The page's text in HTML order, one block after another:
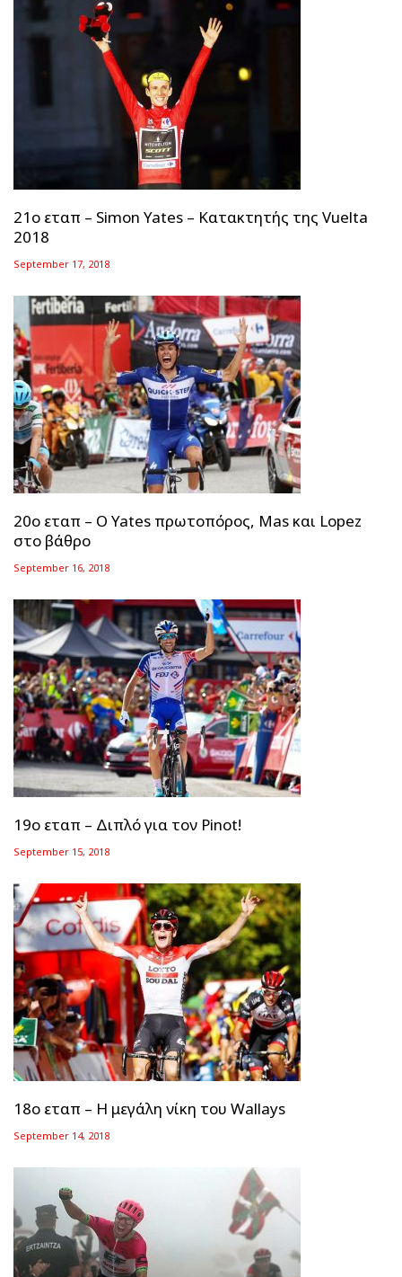
21ο εταπ – Simon Yates – Κατακτητής της Vuelta
2018
September 17, 2018
20ο εταπ – Ο Yates πρωτοπόρος, Mas και Lopez
στο βάθρο
September 16, 2018
19ο εταπ – Διπλό για τον Pinot!
September 15, 2018
18ο εταπ – Η μεγάλη νίκη του Wallays
September 14, 2018